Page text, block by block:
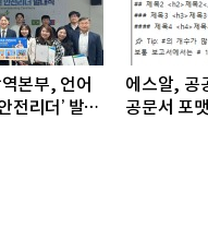
본부, 언어
전리더’ 발대
에스알, 공
공문서 포